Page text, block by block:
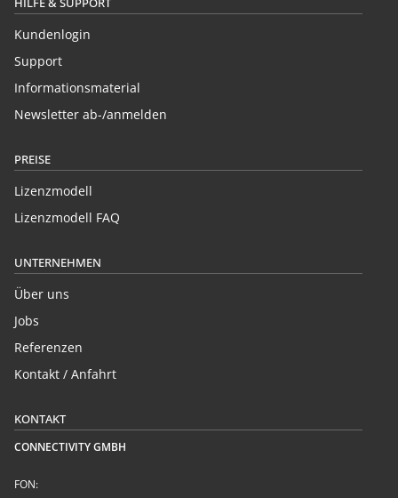
Kundenlogin
Support
Informationsmaterial
Newsletter ab-/anmelden
PREISE
Lizenzmodell
Lizenzmodell FAQ
UNTERNEHMEN
Über uns
Jobs
Referenzen
Kontakt / Anfahrt
KONTAKT
CONNECTIVITY GMBH
FON: